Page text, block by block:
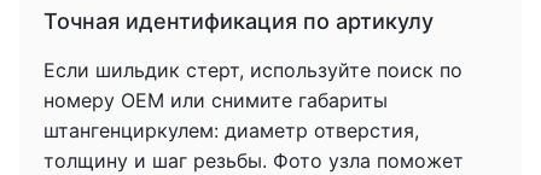
Точная идентификация по артикулу
Если шильдик стерт, используйте поиск по
номеру OEM или снимите габариты
штангенциркулем: диаметр отверстия,
толщину и шаг резьбы. Фото узла поможет